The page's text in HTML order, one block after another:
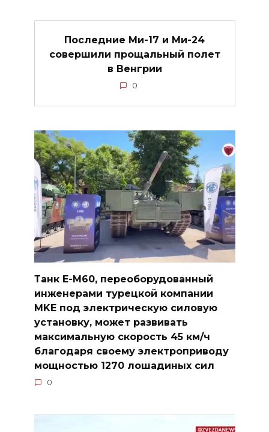
Последние Ми-17 и Ми-24
совершили прощальный полет
в Венгрии
0
Танк E-M60, переоборудованный
инженерами турецкой компании
MKE под электрическую силовую
установку, может развивать
максимальную скорость 45 км/ч
благодаря своему электроприводу
мощностью 1270 лошадиных сил
0